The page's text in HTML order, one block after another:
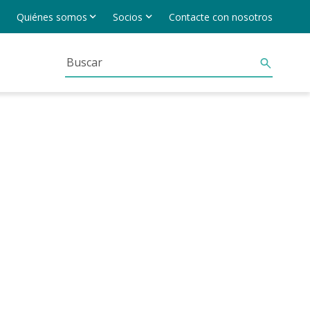
Quiénes somos Socios Contacte con nosotros